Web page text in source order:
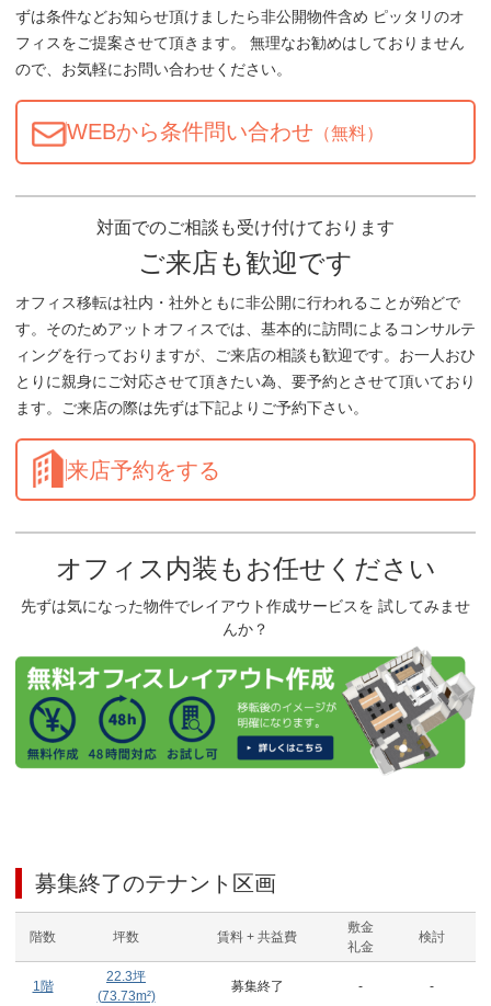
ずは条件などお知らせ頂けましたら非公開物件含め ピッタリのオ
フィスをご提案させて頂きます。 無理なお勧めはしておりません
ので、お気軽にお問い合わせください。
WEBから条件問い合わせ （無料）
対面でのご相談も受け付けております
ご来店も歓迎です
オフィス移転は社内・社外ともに非公開に行われることが殆どで
す。そのためアットオフィスでは、基本的に訪問によるコンサルテ
ィングを行っておりますが、ご来店の相談も歓迎です。お一人おひ
とりに親身にご対応させて頂きたい為、要予約とさせて頂いており
ます。ご来店の際は先ずは下記よりご予約下さい。
来店予約をする
オフィス内装もお任せください
先ずは気になった物件でレイアウト作成サービスを 試してみませ
んか？
募集終了のテナント区画
階数 坪数 賃料 + 共益費
敷金
礼金
検討
1階
22.3坪
(73.73m²)
募集終了 - -